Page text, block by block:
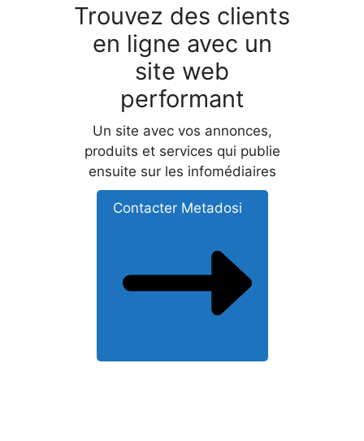
Trouvez des clients
en ligne avec un
site web
performant
Un site avec vos annonces,
produits et services qui publie
ensuite sur les infomédiaires
Contacter Metadosi